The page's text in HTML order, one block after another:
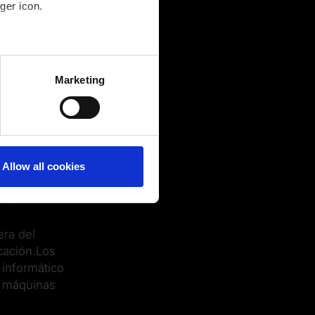
icon.
meters
Marketing
Allow all cookies
7
del